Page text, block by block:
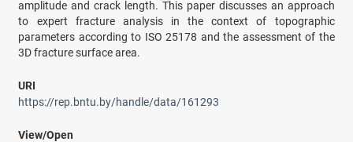
amplitude and crack length. This paper discusses an approach
to expert fracture analysis in the context of topographic
parameters according to ISO 25178 and the assessment of the
3D fracture surface area.
URI
https://rep.bntu.by/handle/data/161293
View/Open